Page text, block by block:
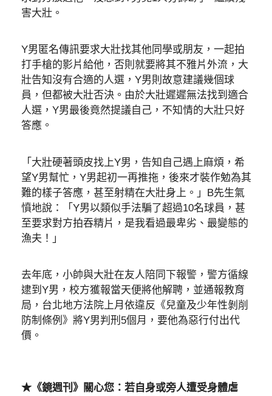
害大壯。
Y男匿名傳訊要求大壯找其他同學或朋友，一起拍
打手槍的影片給他，否則就要將其不雅片外流，大
壯告知沒有合適的人選，Y男則故意建議幾個球
員，但都被大壯否決。由於大壯遲遲無法找到適合
人選，Y男最後竟然提議自己，不知情的大壯只好
答應。
「大壯硬著頭皮找上Y男，告知自己遇上麻煩，希
望Y男幫忙，Y男起初一再推拖，後來才裝作勉為其
難的樣子答應，甚至射精在大壯身上。」B先生氣
憤地說：「Y男以類似手法騙了超過10名球員，甚
至要求對方拍吞精片，是我看過最卑劣、最變態的
漁夫！」
去年底，小帥與大壯在友人陪同下報警，警方循線
逮到Y男，校方獲報當天便將他解聘，並通報教育
局，台北地方法院上月依違反《兒童及少年性剝削
防制條例》將Y男判刑5個月，要他為惡行付出代
價。
★《鏡週刊》關心您：若自身或旁人遭受身體虐